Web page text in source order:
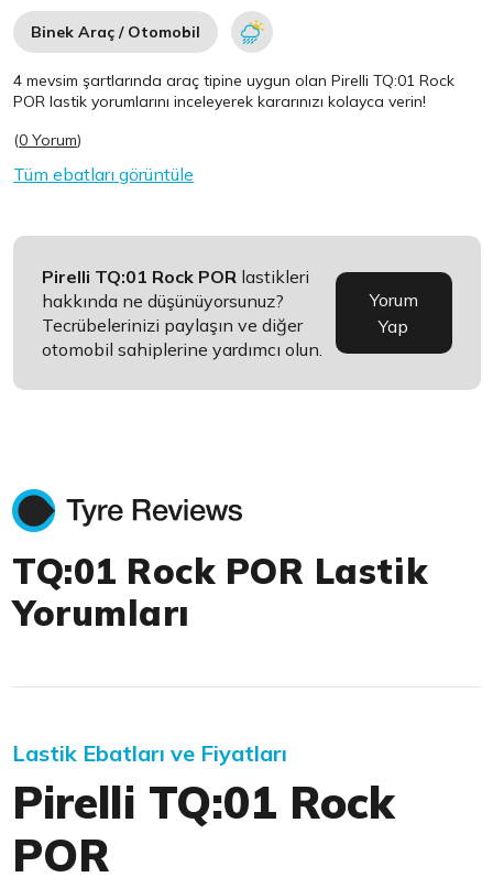
Binek Araç / Otomobil
4 mevsim şartlarında araç tipine uygun olanPirelli TQ:01 Rock
POR lastik yorumlarını inceleyerek kararınızı kolayca verin!
(0 Yorum)
Tüm ebatları görüntüle
Pirelli TQ:01 Rock POR lastikleri
hakkında ne düşünüyorsunuz?
Tecrübelerinizi paylaşın ve diğer
otomobil sahiplerine yardımcı olun.
Yorum
Yap
TQ:01 Rock POR Lastik
Yorumları
Lastik Ebatları ve Fiyatları
Pirelli TQ:01 Rock
POR